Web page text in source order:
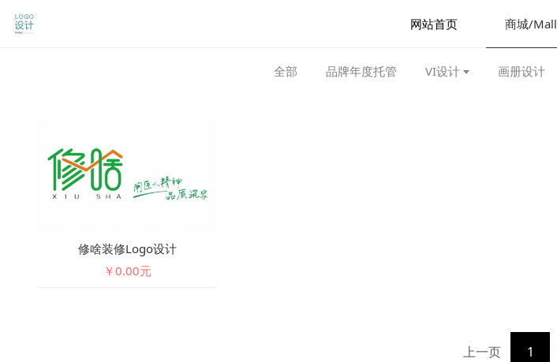
网站首页 商城/Mall
全部 品牌年度托管 VI设计 画册设计
修啥装修logo设计
￥0.00元
上一页 1